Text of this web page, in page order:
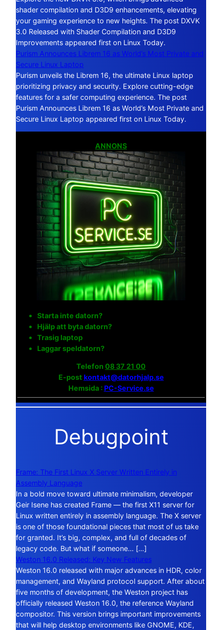
shader compilation and D3D9 enhancements, elevating
your gaming experience to new heights. The post DXVK
3.0 Released with Shader Compilation and D3D9
Improvements appeared first on Linux Today.
Purism Announces Librem 16 as World’s Most Private and
Secure Linux Laptop
Purism unveils the Librem 16, the ultimate Linux laptop
prioritizing privacy and security. Explore cutting-edge
features for a safer computing experience. The post
Purism Announces Librem 16 as World’s Most Private and
Secure Linux Laptop appeared first on Linux Today.
ANNONS
Starta inte datorn?
Hjälp att byta datorn?
Trasig laptop
Laggar speldatorn?
Telefon 08 37 21 00
E-post kontakt@datorhjalp.se
Hemsida :PC-Service.se
Debugpoint
Frame: The First Linux X Server Written Entirely in
Assembly Language
In a bold move toward ultimate minimalism, developer
Geir Isene has created Frame — the first X11 server for
Linux written entirely in assembly language. The X server
is one of those foundational pieces that most of us take
for granted. It’s big, complex, and full of decades of
legacy code. But what if someone… […]
Weston 16.0 Released: Key New Features
Weston 16.0 released with major advances in HDR, color
management, and Wayland protocol support. After about
five months of development, the Weston project has
officially released Weston 16.0, the reference Wayland
compositor. This version brings important improvements
that will help desktop environments like GNOME, KDE,